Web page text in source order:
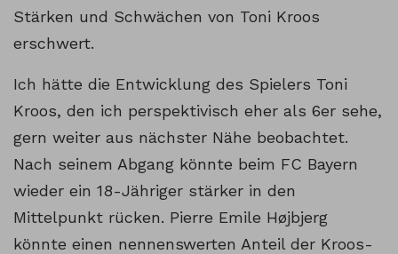
Stärken und Schwächen von Toni Kroos
erschwert.
Ich hätte die Entwicklung des Spielers Toni
Kroos, den ich perspektivisch eher als 6er sehe,
gern weiter aus nächster Nähe beobachtet.
Nach seinem Abgang könnte beim FC Bayern
wieder ein 18-Jähriger stärker in den
Mittelpunkt rücken. Pierre Emile Højbjerg
könnte einen nennenswerten Anteil der Kroos-